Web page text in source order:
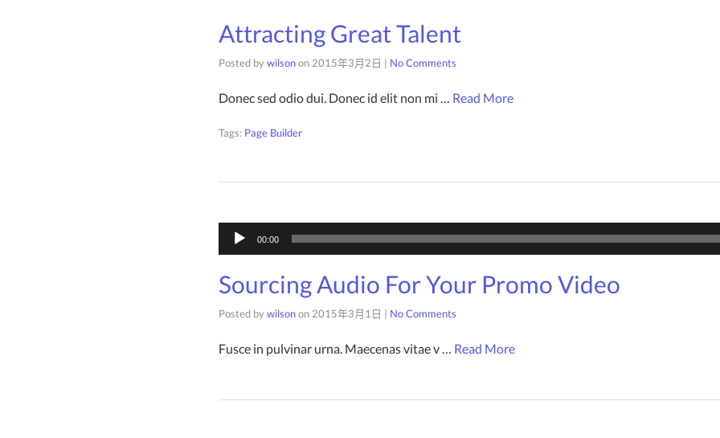
Attracting Great Talent
Posted bywilsonon2015年3月2日 | No Comments
Donec sed odio dui. Donec id elit non mi … Read More
Tags: Page Builder
频
播
放
器
00:00
Sourcing Audio For Your Promo Video
Posted bywilsonon2015年3月1日 | No Comments
Fusce in pulvinar urna. Maecenas vitae v … Read More